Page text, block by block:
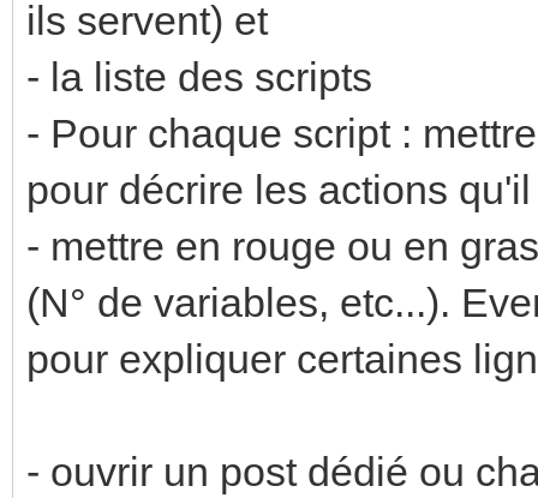
local temp =
if temp < 10.0 then
--blanc
str = "set
elseif temp >= 10.0
--bleu clair
elseif temp >= 15.0
ils servent) et
- la liste des scripts
- Pour chaque script :
pour décrire les actions
- mettre en rouge ou en
(N° de variables, etc...).
pour expliquer certaines
- ouvrir un post dédié ou